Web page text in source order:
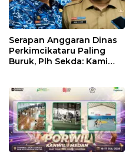
Serapan Anggaran Dinas
Perkimcikataru Paling
Buruk, Plh Sekda: Kami